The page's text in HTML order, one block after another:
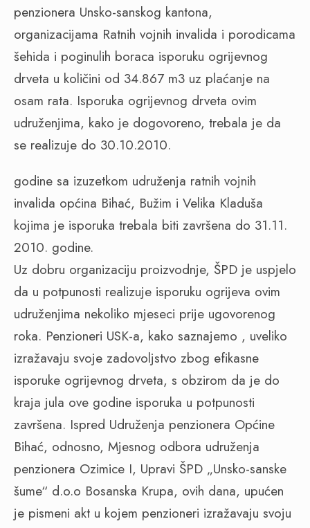
penzionera Unsko-sanskog kantona,
organizacijama Ratnih vojnih invalida i porodicama
šehida i poginulih boraca isporuku ogrijevnog
drveta u količini od 34.867 m3 uz plaćanje na
osam rata. Isporuka ogrijevnog drveta ovim
udruženjima, kako je dogovoreno, trebala je da
se realizuje do 30.10.2010.
godine sa izuzetkom udruženja ratnih vojnih
invalida općina Bihać, Bužim i Velika Kladuša
kojima je isporuka trebala biti završena do 31.11.
2010. godine.
Uz dobru organizaciju proizvodnje, ŠPD je uspjelo
da u potpunosti realizuje isporuku ogrijeva ovim
udruženjima nekoliko mjeseci prije ugovorenog
roka. Penzioneri USK-a, kako saznajemo , uveliko
izražavaju svoje zadovoljstvo zbog efikasne
isporuke ogrijevnog drveta, s obzirom da je do
kraja jula ove godine isporuka u potpunosti
završena. Ispred Udruženja penzionera Općine
Bihać, odnosno, Mjesnog odbora udruženja
penzionera Ozimice I, Upravi ŠPD „Unsko-sanske
šume“ d.o.o Bosanska Krupa, ovih dana, upućen
je pismeni akt u kojem penzioneri izražavaju svoju